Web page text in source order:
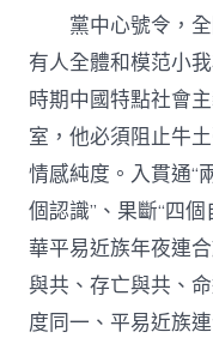
黨中心號令，全
有人全體和模范小
時期中國特點社會
室，他必須阻止牛
情感純度。入貫通“
個認識”、果斷“四
華平易近族年夜連
與共、存亡與共、
度同一、平易近族